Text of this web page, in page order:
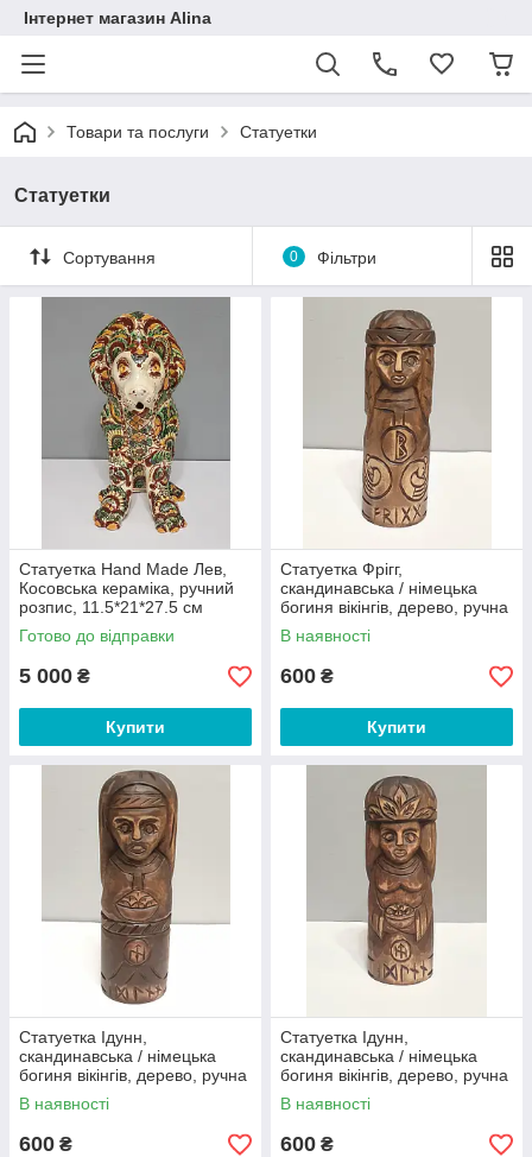
Інтернет магазин Alina
Товари та послуги Статуетки
Статуетки
Сортування 0 Фільтри
Статуетка Hand Made Лев,
Косовська кераміка, ручний
розпис, 11.5*21*27.5 см
Готово до відправки
5 000 ₴
Купити
Статуетка Фрігг,
скандинавська / німецька
богиня вікінгів, дерево, ручна
робота
В наявності
600 ₴
Купити
Статуетка Ідунн,
скандинавська / німецька
богиня вікінгів, дерево, ручна
робота
В наявності
600 ₴
Статуетка Ідунн,
скандинавська / німецька
богиня вікінгів, дерево, ручна
робота
В наявності
600 ₴